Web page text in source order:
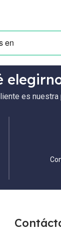
es nuestra